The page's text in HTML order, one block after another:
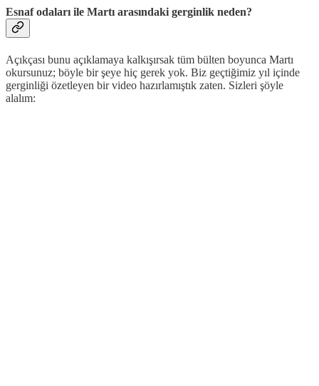
Esnaf odaları ile Martı arasındaki gerginlik neden?
Açıkçası bunu açıklamaya kalkışırsak tüm bülten boyunca Martı
okursunuz; böyle bir şeye hiç gerek yok. Biz geçtiğimiz yıl içinde
gerginliği özetleyen bir video hazırlamıştık zaten. Sizleri şöyle
alalım: